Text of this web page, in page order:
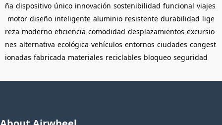
ña dispositivo único innovación sostenibilidad funcional viajes
motor diseño inteligente aluminio resistente durabilidad lige
reza moderno eficiencia comodidad desplazamientos excursio
nes alternativa ecológica vehículos entornos ciudades congest
ionadas fabricada materiales reciclables bloqueo seguridad